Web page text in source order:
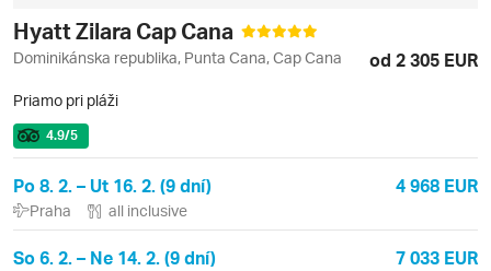
Hyatt Zilara Cap Cana
Dominikánska republika, Punta Cana, Cap Cana od 2 305 EUR
Priamo pri pláži
4.9/5
Po 8. 2. – Ut 16. 2. (9 dní) 4 968 EUR
Praha all inclusive
So 6. 2. – Ne 14. 2. (9 dní) 7 033 EUR